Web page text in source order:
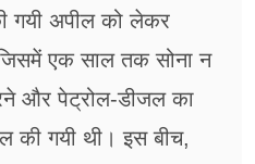
गयी अपील को लेकर
जिसमें एक साल तक सोना न
और पेट्रोल-डीजल का
की गयी थी। इस बीच,